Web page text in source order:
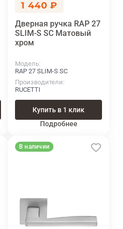
1 440 ₽
Дверная ручка RAP 27
SLIM-S SC Матовый
хром
Модель
RAP 27 SLIM-S SC
Производители
RUCETTI
Купить в 1 клик
Подробнее
В наличии